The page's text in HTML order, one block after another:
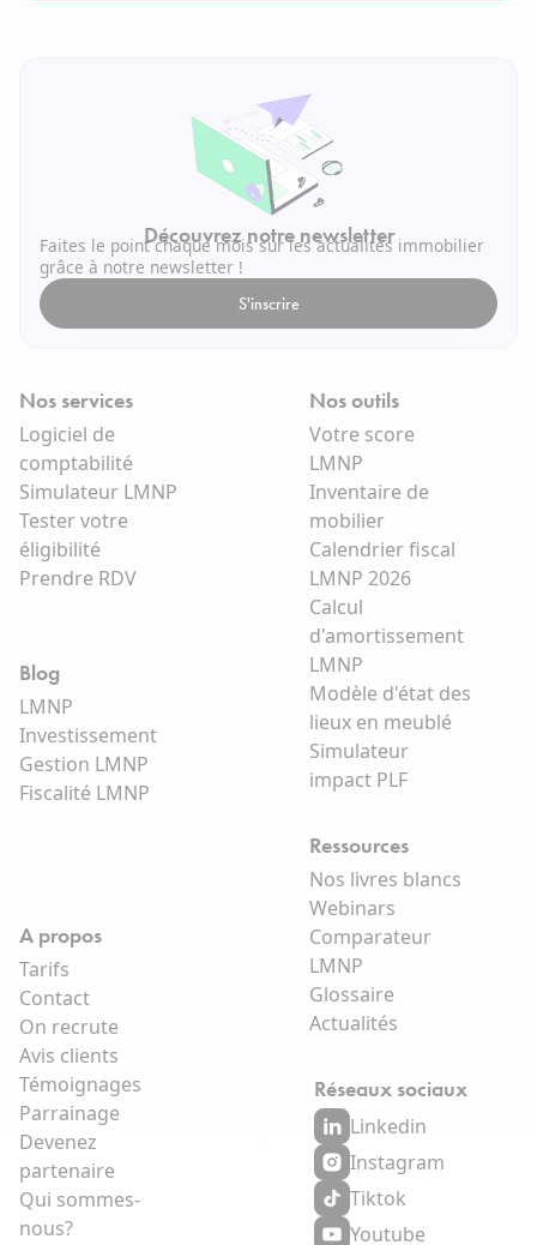
Découvrez notre newsletter
Faites le point chaque mois sur les actualités immobilier
grâce à notre newsletter !
S'inscrire
Nos services
Logiciel de
comptabilité
Simulateur LMNP
Tester votre
éligibilité
Prendre RDV
Nos outils
Votre score
LMNP
Inventaire de
mobilier
Calendrier fiscal
LMNP 2026
Calcul
d'amortissement
LMNP
Modèle d'état des
lieux en meublé
Simulateur
impact PLF
Blog
LMNP
Investissement
Gestion LMNP
Fiscalité LMNP
Ressources
Nos livres blancs
Webinars
Comparateur
LMNP
Glossaire
Actualités
A propos
Tarifs
Contact
On recrute
Avis clients
Témoignages
Parrainage
Devenez
partenaire
Qui sommes-
nous?
Réseaux sociaux
Linkedin
Instagram
Tiktok
Youtube